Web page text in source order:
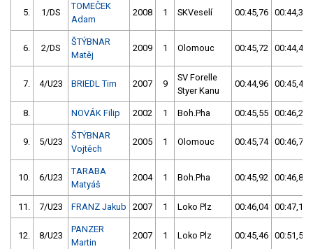
5. 1/DS
TOMEČEK
Adam
2008 1 SKVeselí 00:45,76 00:44,33
6. 2/DS
ŠTÝBNAR
Matěj
2009 1 Olomouc 00:45,72 00:44,42
7. 4/U23 BRIEDL Tim 2007 9
SV Forelle
Styer Kanu
00:44,96 00:45,42
8. NOVÁK Filip 2002 1 Boh.Pha 00:45,55 00:46,28
9. 5/U23
ŠTÝBNAR
Vojtěch
2005 1 Olomouc 00:45,74 00:46,76
10. 6/U23
TARABA
Matyáš
2004 1 Boh.Pha 00:45,92 00:46,89
11. 7/U23 FRANZ Jakub 2007 1 Loko Plz 00:46,04 00:47,16
12. 8/U23
PANZER
Martin
2007 1 Loko Plz 00:45,46 00:51,56